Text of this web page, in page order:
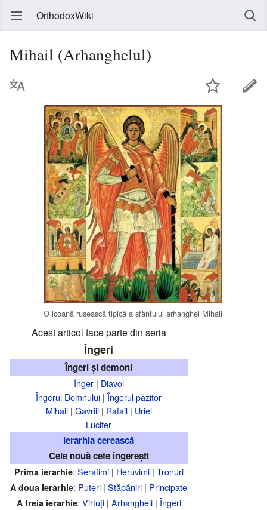
OrthodoxWiki
Mihail (Arhanghelul)
O icoană rusească tipică a sfântului arhanghel Mihail
Acest articol face parte din seria
Îngeri
Îngeri și demoni
Înger| Diavol
Îngerul Domnului | Îngerul păzitor
Mihail| Gavriil| Rafail| Uriel
Lucifer
Ierarhia cerească
Cele nouă cete îngerești
Prima ierarhie: Serafimi| Heruvimi| Tronuri
A doua ierarhie: Puteri | Stăpâniri | Principate
A treia ierarhie: Virtuți| Arhangheli| Îngeri